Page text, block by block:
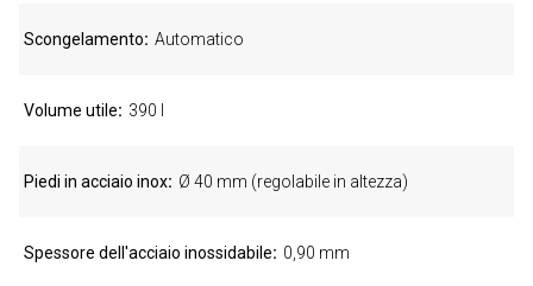
Scongelamento Automatico
Volume utile 390 l
Piedi in acciaio inox Ø 40 mm (regolabile in altezza)
Spessore dell'acciaio inossidabile 0,90 mm